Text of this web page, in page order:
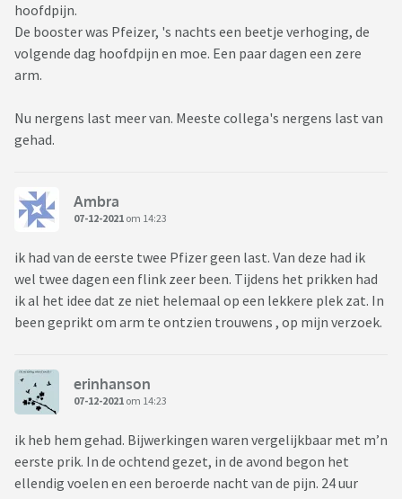
hoofdpijn.
De booster was Pfeizer, 's nachts een beetje verhoging, de
volgende dag hoofdpijn en moe. Een paar dagen een zere
arm.
Nu nergens last meer van. Meeste collega's nergens last van
gehad.
Ambra
07-12-2021 om 14:23
ik had van de eerste twee Pfizer geen last. Van deze had ik
wel twee dagen een flink zeer been. Tijdens het prikken had
ik al het idee dat ze niet helemaal op een lekkere plek zat. In
been geprikt om arm te ontzien trouwens , op mijn verzoek.
erinhanson
07-12-2021 om 14:23
ik heb hem gehad. Bijwerkingen waren vergelijkbaar met m’n
eerste prik. In de ochtend gezet, in de avond begon het
ellendig voelen en een beroerde nacht van de pijn. 24 uur